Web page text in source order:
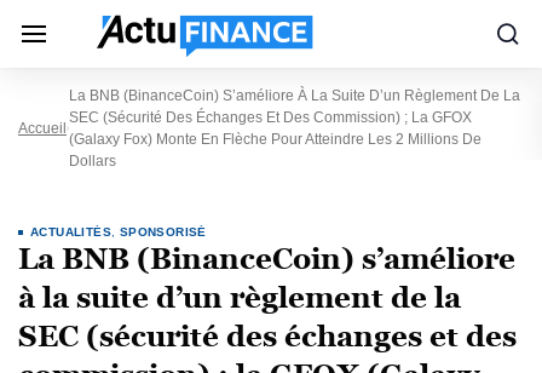
Accueil
La BNB (BinanceCoin) S’améliore À La Suite D’un Règlement De La
SEC (sécurité Des Échanges Et Des Commission) ; La GFOX
(Galaxy Fox) Monte En Flèche Pour Atteindre Les 2 Millions De
Dollars
ACTUALITÉS SPONSORISÉ
La BNB (BinanceCoin) s’améliore
à la suite d’un règlement de la
SEC (sécurité des échanges et des